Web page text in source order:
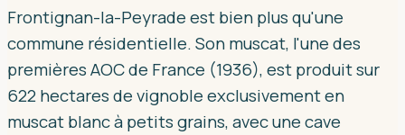
Frontignan-la-Peyrade est bien plus qu'une
commune résidentielle. Son muscat, l'une des
premières AOC de France (1936), est produit sur
622 hectares de vignoble exclusivement en
muscat blanc à petits grains, avec une cave